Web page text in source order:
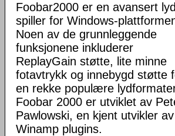
Foobar2000 er en avansert
spiller for Windows-
Noen av de grunnleggende
funksjonene inkluderer
ReplayGain støtte, lite minne
fotavtrykk og innebygd støtte
en rekke populære
Foobar 2000 er utviklet av
Pawlowski, en kjent utvikler av
Winamp plugins.